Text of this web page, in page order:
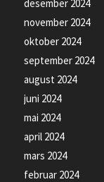
desember 2024
november 2024
oktober 2024
september 2024
august 2024
juni 2024
mai 2024
april 2024
mars 2024
februar 2024